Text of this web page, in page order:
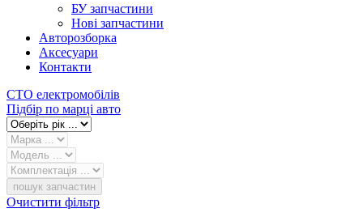
БУ запчастини
Нові запчастини
Авторозборка
Аксесуари
Контакти
СТО електромобілів
Підбір по марці авто
пошук запчастин
Очистити фільтр